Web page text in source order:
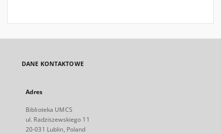
DANE KONTAKTOWE
Adres
Biblioteka UMCS
ul. Radziszewskiego 11
20-031 Lublin, Poland